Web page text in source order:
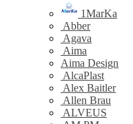
1MarKa
Abber
Agava
Aima
Aima Design
AlcaPlast
Alex Baitler
Allen Brau
ALVEUS